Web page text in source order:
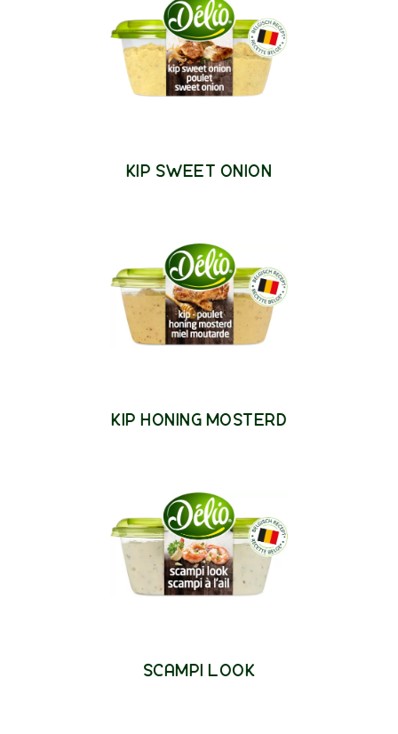
KIP SWEET ONION
KIP HONING MOSTERD
SCAMPI LOOK